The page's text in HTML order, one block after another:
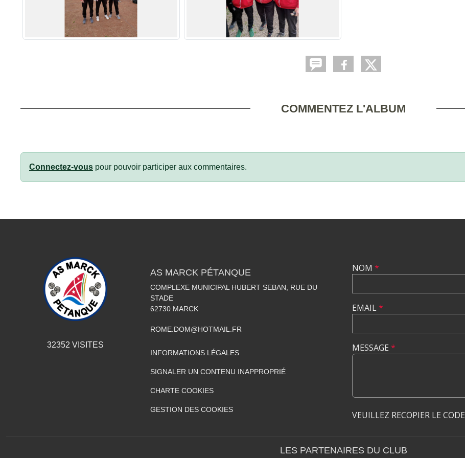
COMMENTEZ L'ALBUM
Connectez-vous pour pouvoir participer aux commentaires.
32352 VISITES
AS MARCK PÉTANQUE
COMPLEXE MUNICIPAL HUBERT SEBAN, RUE DU
STADE
62730 MARCK
ROME.DOM@HOTMAIL.FR
INFORMATIONS LÉGALES
SIGNALER UN CONTENU INAPPROPRIÉ
CHARTE COOKIES
GESTION DES COOKIES
NOM *
EMAIL*
MESSAGE *
VEUILLEZ RECOPIER LE CODE
LES PARTENAIRES DU CLUB